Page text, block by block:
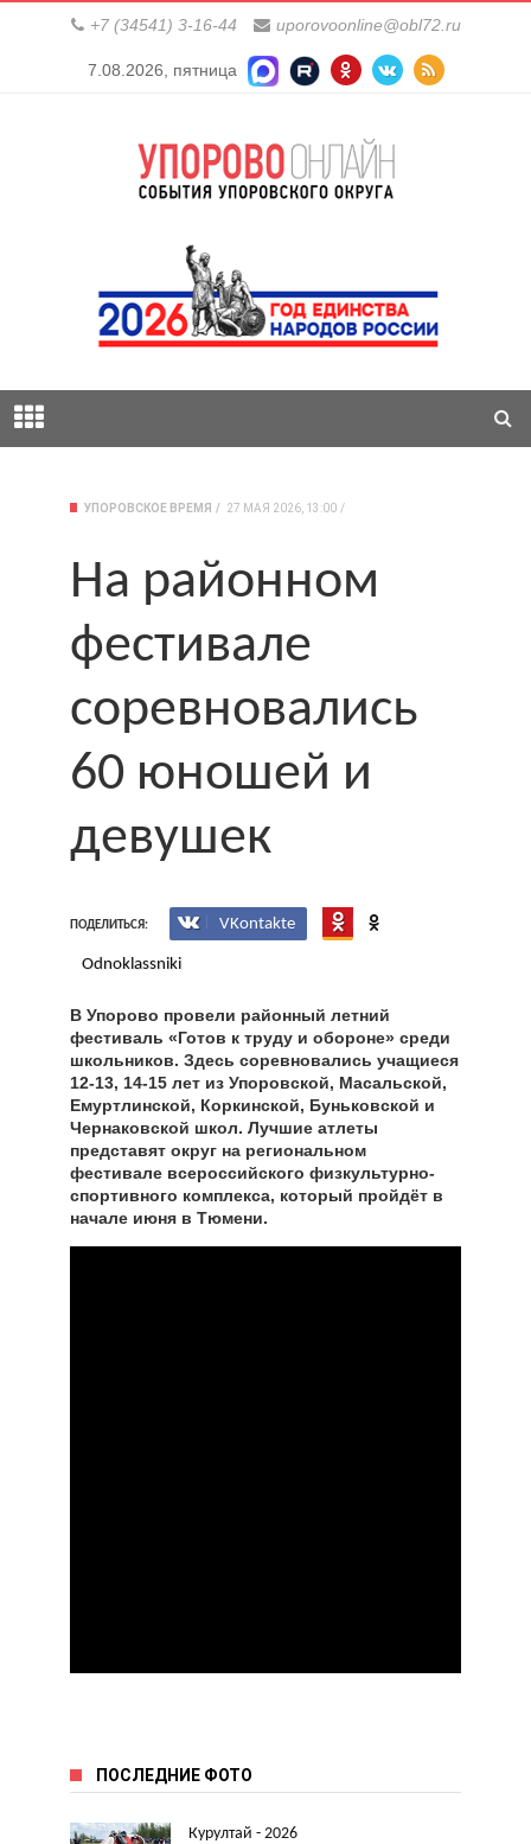
+7 (34541) 3-16-44 uporovoonline@obl72.ru
7.08.2026, пятница
УПОРОВСКОЕ ВРЕМЯ 27 МАЯ 2026, 13:00
На районном
фестивале
соревновались
60 юношей и
девушек
ПОДЕЛИТЬСЯ: VKontakte
Odnoklassniki
В Упорово провели районный летний
фестиваль «Готов к труду и обороне» среди
школьников. Здесь соревновались учащиеся
12-13, 14-15 лет из Упоровской, Масальской,
Емуртлинской, Коркинской, Буньковской и
Чернаковской школ. Лучшие атлеты
представят округ на региональном
фестивале всероссийского физкультурно-
спортивного комплекса, который пройдёт в
начале июня в Тюмени.
ПОСЛЕДНИЕ ФОТО
Курултай - 2026